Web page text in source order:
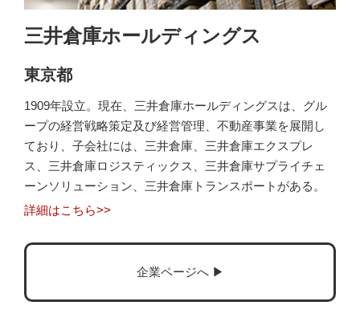
三井倉庫ホールディングス
東京都
1909年設立。現在、三井倉庫ホールディングスは、グル
ープの経営戦略策定及び経営管理、不動産事業を展開し
ており、子会社には、三井倉庫、三井倉庫エクスプレ
ス、三井倉庫ロジスティックス、三井倉庫サプライチェ
ーンソリューション、三井倉庫トランスポートがある。
詳細はこちら>>
企業ページへ ▶︎